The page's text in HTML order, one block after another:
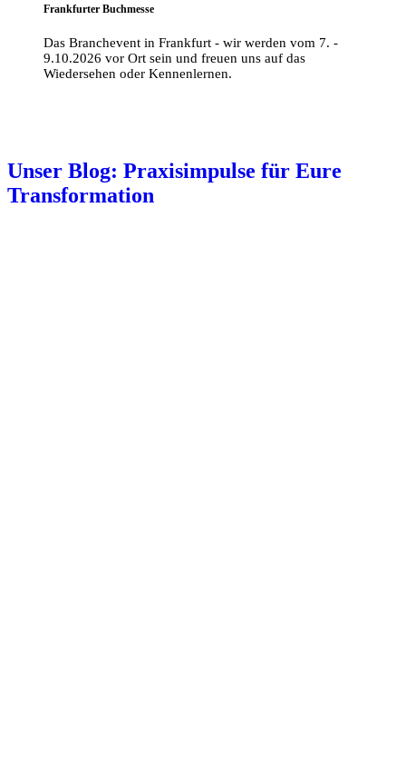
Frankfurter Buchmesse
Das Branchevent in Frankfurt - wir werden vom 7. -
9.10.2026 vor Ort sein und freuen uns auf das
Wiedersehen oder Kennenlernen.
Unser Blog: Praxisimpulse für Eure
Transformation